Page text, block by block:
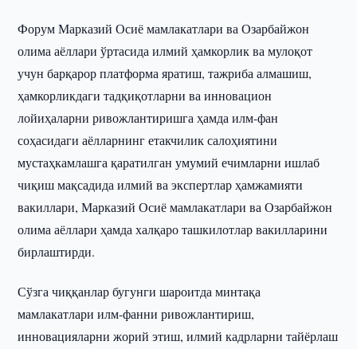
Форум Марказий Осиё мамлакатлари ва Озарбайжон
олима аёллари ўртасида илмий ҳамкорлик ва мулоқот
учун барқарор платформа яратиш, тажриба алмашиш,
ҳамкорликдаги тадқиқотларни ва инновацион
лойиҳаларни ривожлантиришга ҳамда илм-фан
соҳасидаги аёлларнинг етакчилик салоҳиятини
мустаҳкамлашга қаратилган умумий ечимларни ишлаб
чиқиш мақсадида илмий ва экспертлар ҳамжамияти
вакиллари, Марказий Осиё мамлакатлари ва Озарбайжон
олима аёллари ҳамда халқаро ташкилотлар вакилларини
бирлаштирди.
Сўзга чиққанлар бугунги шароитда минтақа
мамлакатлари илм-фанни ривожлантириш,
инновацияларни жорий этиш, илмий кадрларни тайёрлаш